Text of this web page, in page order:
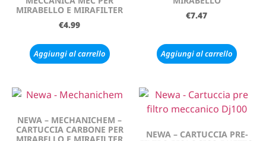
MIRABELLO E MIRAFILTER
€4.99
Aggiungi al carrello
€7.47
Aggiungi al carrello
NEWA – MECHANICHEM –
CARTUCCIA CARBONE PER
NEWA – CARTUCCIA PRE-